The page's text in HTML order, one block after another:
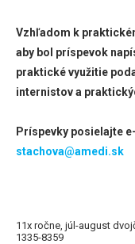
Vzhľadom k
aby bol príspevok
praktické využitie
internistov a
Príspevky posielajte
stachova@amedi.sk
11x ročne, júl-august
1335-8359